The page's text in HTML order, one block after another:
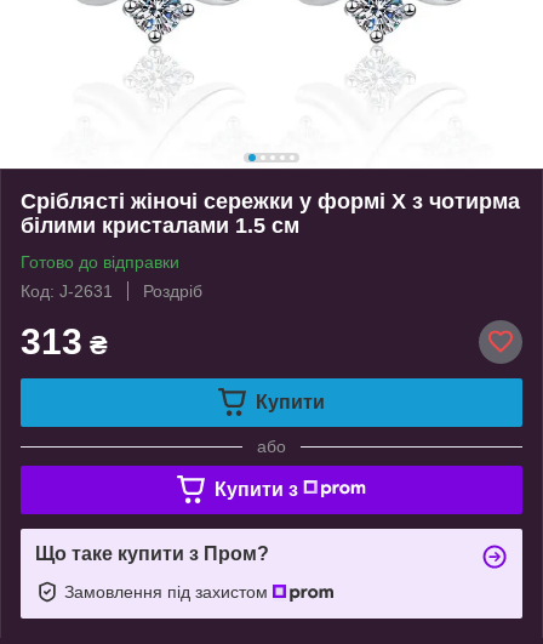
Сріблясті жіночі сережки у формі Х з чотирма
білими кристалами 1.5 см
Готово до відправки
Код: J-2631
Роздріб
313 ₴
Купити
або
Купити з
Що таке купити з Пром?
Замовлення під захистом